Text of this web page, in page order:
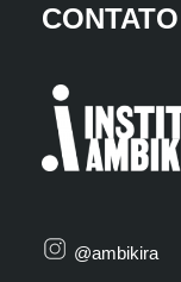
CONTATO
@ambikira